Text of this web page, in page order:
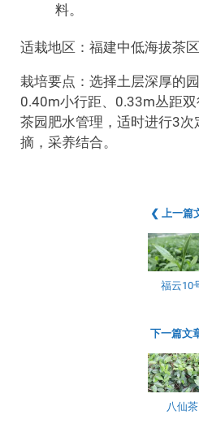
料。
适栽地区：福建中低海拔茶区
栽培要点：选择土层深厚的
0.40m小行距、0.33m丛距
茶园肥水管理，适时进行3
摘，采养结合。
❮ 上一篇
福云10
下一篇文
八仙茶